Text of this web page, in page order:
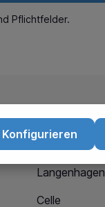
Pflichtfelder.
Standorte
Langenhagen
Celle
Konfigurieren